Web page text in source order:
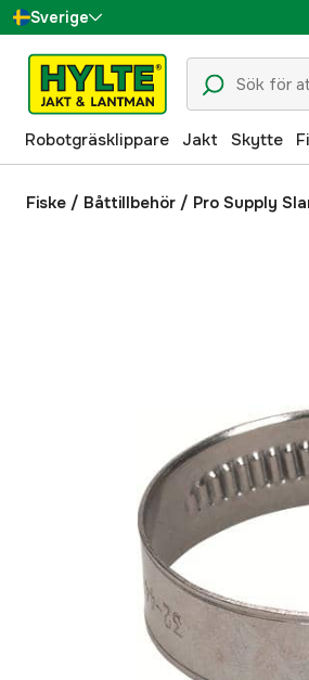
Sverige
Danmark
Suomi
Norge
Deutschland
Robotgräsklippare Jakt Skytte
Fiske / Båttillbehör / Pro Supply